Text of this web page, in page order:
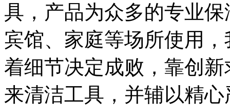
具，产品为众多的专业
宾馆、家庭等场所使用
着细节决定成败，靠创
来清洁工具，并辅以精